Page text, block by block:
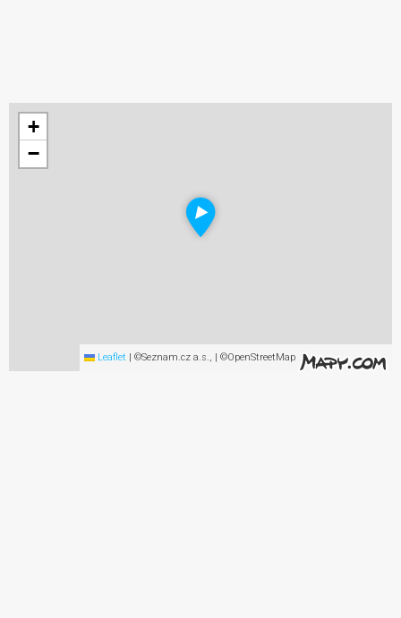
+
−
Leaflet | ©Seznam.cz a.s., | ©OpenStreetMap